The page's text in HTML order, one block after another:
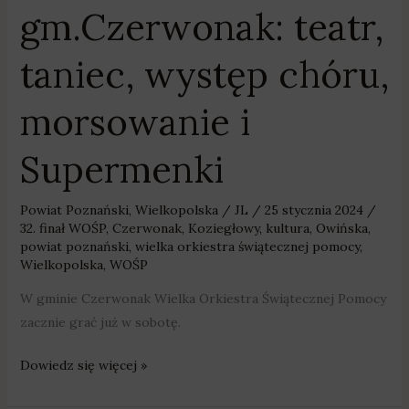
gm.Czerwonak: teatr,
taniec, występ chóru,
morsowanie i
Supermenki
Powiat Poznański, Wielkopolska/ JL / 25 stycznia 2024 /
32. finał WOŚP, Czerwonak, Koziegłowy, kultura, Owińska,
powiat poznański, wielka orkiestra świątecznej pomocy,
Wielkopolska, WOŚP
W gminie Czerwonak Wielka Orkiestra Świątecznej Pomocy
zacznie grać już w sobotę.
Dowiedz się więcej »